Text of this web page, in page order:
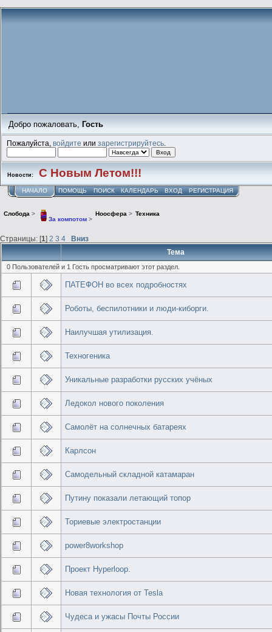
Добро пожаловать, Гость
Пожалуйста,войдите илизарегистрируйтесь
Новости: С Новым Летом!!!
НАЧАЛО ПОМОЩЬ ПОИСК КАЛЕНДАРЬ ВХОД РЕГИСТРАЦИЯ
Слобода >
За компотом>
Ноосфера > Техника
Страницы: [1] 2 3 4
Вниз
Тема
0 Пользователей и 1 Гость просматривают этот раздел.
ПАТЕФОН во всех подробностях
Роботы, беспилотники и люди-киборги.
Наилучшая утилизация.
Техногеника
Уникальные разработки русских учёных
Ледокол нового поколения
Самолёт на солнечных батареях
Карлсон
Самодельный складной катамаран
Путину показали летающий топор
Ториевые электростанции
power8workshop
Проект Hyperloop.
Новая технология от Tesla
Чудеса и ужасы Почты России